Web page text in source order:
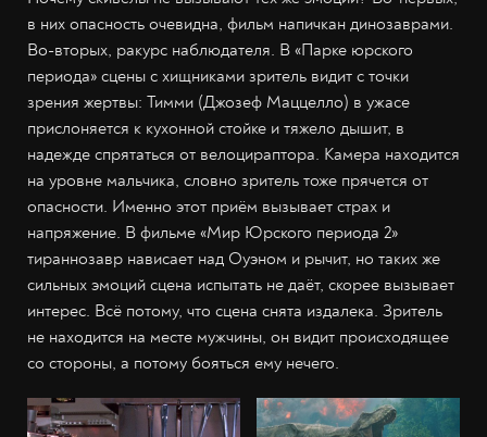
в них опасность очевидна, фильм напичкан динозаврами.
Во-вторых, ракурс наблюдателя. В «Парке юрского
периода» сцены с хищниками зритель видит с точки
зрения жертвы: Тимми (Джозеф Маццелло) в ужасе
прислоняется к кухонной стойке и тяжело дышит, в
надежде спрятаться от велоцираптора. Камера находится
на уровне мальчика, словно зритель тоже прячется от
опасности. Именно этот приём вызывает страх и
напряжение. В фильме «Мир Юрского периода 2»
тираннозавр нависает над Оуэном и рычит, но таких же
сильных эмоций сцена испытать не даёт, скорее вызывает
интерес. Всё потому, что сцена снята издалека. Зритель
не находится на месте мужчины, он видит происходящее
со стороны, а потому бояться ему нечего.